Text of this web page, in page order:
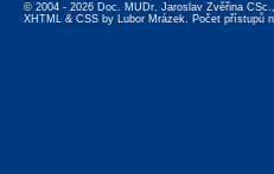
© 2004 - 2026 Doc. MUDr. Jaroslav Zvěřina
XHTML & CSS by Lubor Mrázek. Počet přístupů